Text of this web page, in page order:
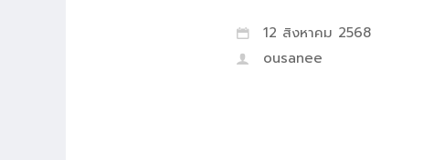
12 สิงหาคม 2568
ousanee